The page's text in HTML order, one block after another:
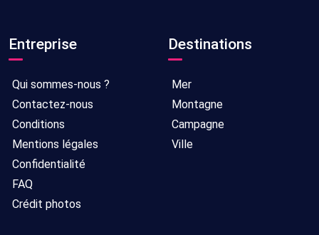
Entreprise
Qui sommes-nous ?
Contactez-nous
Conditions
Mentions légales
Confidentialité
FAQ
Crédit photos
Destinations
Mer
Montagne
Campagne
Ville